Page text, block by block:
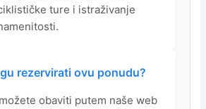
ture i istraživanje
rezervirati ovu ponudu?
obaviti putem naše web